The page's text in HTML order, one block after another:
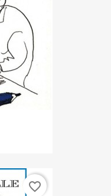
favorite_border